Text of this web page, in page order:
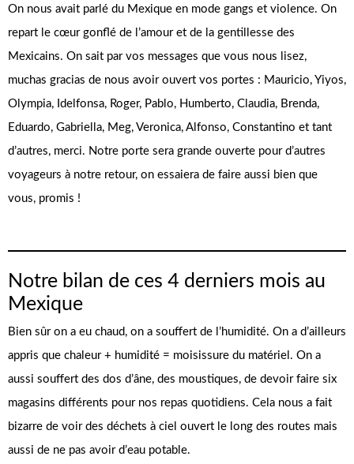
On nous avait parlé du Mexique en mode gangs et violence. On
repart le cœur gonflé de l’amour et de la gentillesse des
Mexicains. On sait par vos messages que vous nous lisez,
muchas gracias de nous avoir ouvert vos portes : Mauricio, Yiyos,
Olympia, Idelfonsa, Roger, Pablo, Humberto, Claudia, Brenda,
Eduardo, Gabriella, Meg, Veronica, Alfonso, Constantino et tant
d’autres, merci. Notre porte sera grande ouverte pour d’autres
voyageurs à notre retour, on essaiera de faire aussi bien que
vous, promis !
Notre bilan de ces 4 derniers mois au
Mexique
Bien sûr on a eu chaud, on a souffert de l’humidité. On a d’ailleurs
appris que chaleur + humidité = moisissure du matériel. On a
aussi souffert des dos d’âne, des moustiques, de devoir faire six
magasins différents pour nos repas quotidiens. Cela nous a fait
bizarre de voir des déchets à ciel ouvert le long des routes mais
aussi de ne pas avoir d’eau potable.